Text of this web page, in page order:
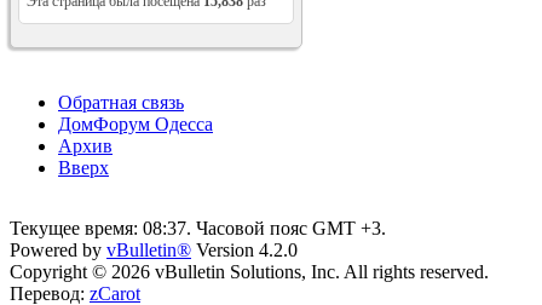
Обратная связь
ДомФорум Одесса
Архив
Вверх
Текущее время: 08:37. Часовой пояс GMT +3.
Powered by vBulletin® Version 4.2.0
Copyright © 2026 vBulletin Solutions, Inc. All rights reserved.
Перевод: zCarot